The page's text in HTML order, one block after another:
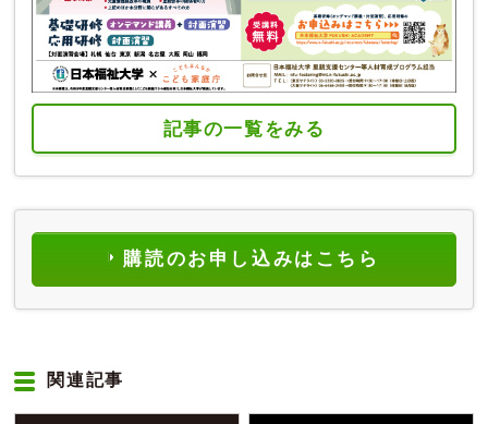
記事の一覧をみる
購読のお申し込みはこちら
関連記事